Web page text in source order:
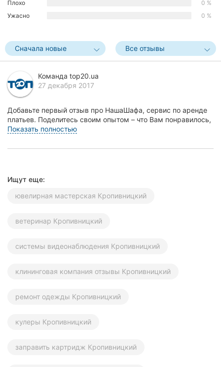
Черкассы
Сумы
Франковск
Луцк
Ужгород
Плохо
0 %
Ужасно
0 %
Сначала новые Все отзывы
Команда top20.ua
27 декабря 2017
Добавьте первый отзыв про НашаШафа, сервис по аренде
платьев. Поделитесь своим опытом – что Вам понравилось,
а что нет! Это поможет другим жителям Кр...
Показать полностью
Ищут еще:
ювелирная мастерская Кропивницкий
ветеринар Кропивницкий
системы видеонаблюдения Кропивницкий
клининговая компания отзывы Кропивницкий
ремонт одежды Кропивницкий
кулеры Кропивницкий
заправить картридж Кропивницкий